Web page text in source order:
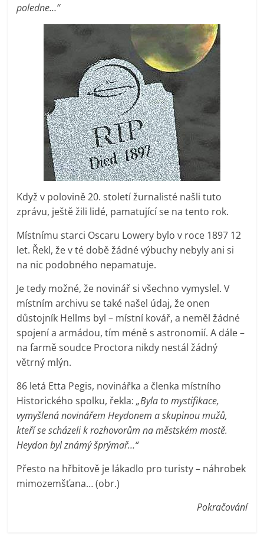
poledne…“
Když v polovině 20. století žurnalisté našli tuto
zprávu, ještě žili lidé, pamatující se na tento rok.
Místnímu starci Oscaru Lowery bylo v roce 1897 12
let. Řekl, že v té době žádné výbuchy nebyly ani si
na nic podobného nepamatuje.
Je tedy možné, že novinář si všechno vymyslel. V
místním archivu se také našel údaj, že onen
důstojník Hellms byl – místní kovář, a neměl žádné
spojení a armádou, tím méně s astronomií. A dále –
na farmě soudce Proctora nikdy nestál žádný
větrný mlýn.
86 letá Etta Pegis, novinářka a členka místního
Historického spolku, řekla:„Byla to mystifikace,
vymyšlená novinářem Heydonem a skupinou mužů,
kteří se scházeli k rozhovorům na městském mostě.
Heydon byl známý šprýmař…“
Přesto na hřbitově je lákadlo pro turisty – náhrobek
mimozemšťana… (obr.)
Pokračování